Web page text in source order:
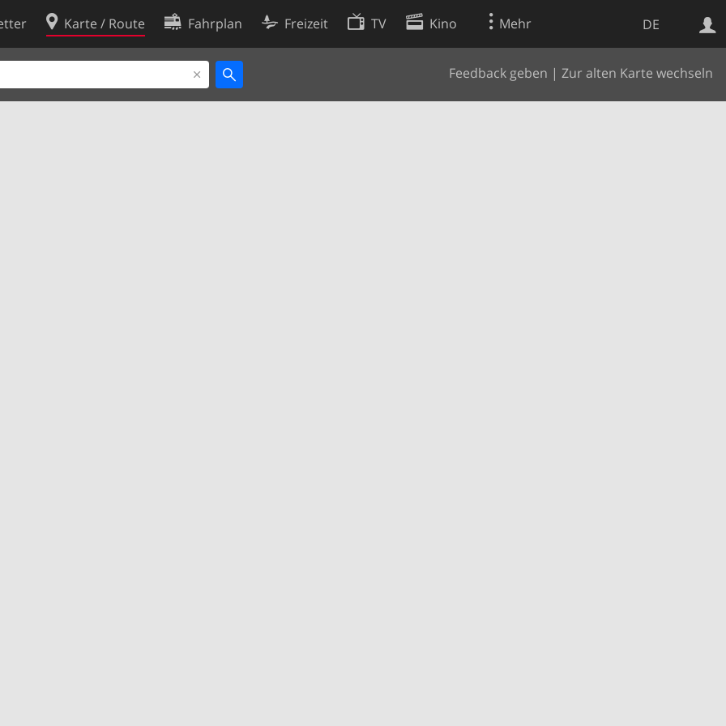
DE
Karte / Route Fahrplan Freizeit TV Kino Mehr
Feedback geben | Zur alten Karte wechseln
Websuche
Cookie-Richtlinie
Cookie-Einstellungen